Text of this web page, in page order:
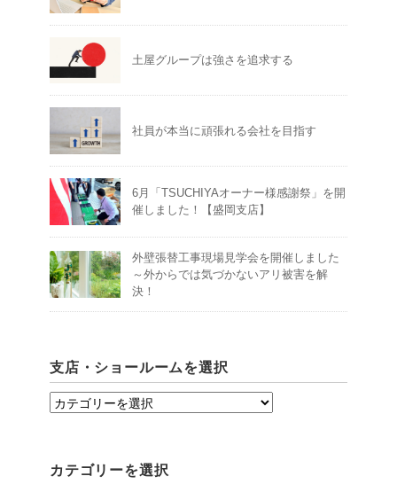
土屋グループは強さを追求する
社員が本当に頑張れる会社を目指す
6月「TSUCHIYAオーナー様感謝祭」を開
催しました！【盛岡支店】
外壁張替工事現場見学会を開催しました
～外からでは気づかないアリ被害を解
決！
支店・ショールームを選択
支
ョ
カテゴリーを選択